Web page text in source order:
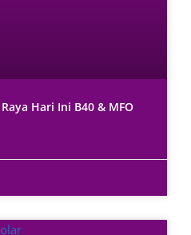
Hari Ini B40 & MFO